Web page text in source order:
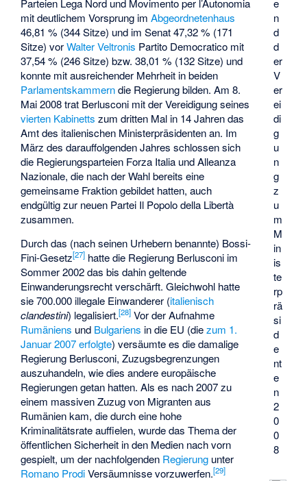
e
n
d
d
er
V
er
ei
di
g
u
n
g
z
u
m
M
in
is
te
rp
rä
si
d
e
nt
e
n
2
0
0
8
Parteien Lega Nord und Movimento per l’Autonomia
mit deutlichem Vorsprung imAbgeordnetenhaus
46,81 % (344 Sitze) und im Senat 47,32 % (171
Sitze) vorWalter Veltronis Partito Democratico mit
37,54 % (246 Sitze) bzw. 38,01 % (132 Sitze) und
konnte mit ausreichender Mehrheit in beiden
Parlamentskammerndie Regierung bilden. Am 8.
Mai 2008 trat Berlusconi mit der Vereidigung seines
vierten Kabinetts zum dritten Mal in 14 Jahren das
Amt des italienischen Ministerpräsidenten an. Im
März des darauffolgenden Jahres schlossen sich
die Regierungsparteien Forza Italia und Alleanza
Nazionale, die nach der Wahl bereits eine
gemeinsame Fraktion gebildet hatten, auch
endgültig zur neuen Partei Il Popolo della Libertà
zusammen.
Durch das (nach seinen Urhebern benannte) Bossi-
Fini-Gesetz[27] hatte die Regierung Berlusconi im
Sommer 2002 das bis dahin geltende
Einwanderungsrecht verschärft. Gleichwohl hatte
sie 700.000 illegale Einwanderer (italienisch
clandestini) legalisiert.[28] Vor der Aufnahme
Rumäniens und Bulgariens in die EU (diezum 1.
Januar 2007 erfolgte) versäumte es die damalige
Regierung Berlusconi, Zuzugsbegrenzungen
auszuhandeln, wie dies andere europäische
Regierungen getan hatten. Als es nach 2007 zu
einem massiven Zuzug von Migranten aus
Rumänien kam, die durch eine hohe
Kriminalitätsrate auffielen, wurde das Thema der
öffentlichen Sicherheit in den Medien nach vorn
gespielt, um der nachfolgenden Regierung unter
Romano ProdiVersäumnisse vorzuwerfen.[29]